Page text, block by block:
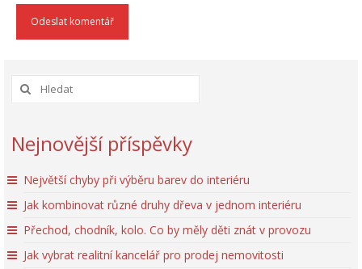
Nejnovější příspěvky
Největší chyby při výběru barev do interiéru
Jak kombinovat různé druhy dřeva v jednom interiéru
Přechod, chodník, kolo. Co by měly děti znát v provozu
Jak vybrat realitní kancelář pro prodej nemovitosti